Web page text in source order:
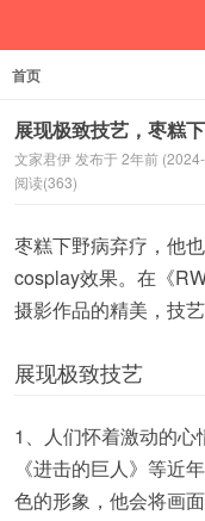
首页
展现极致技艺，枣糕
文家君伊 发布于 2年前
阅读(363)
枣糕下野病弃疗，他
cosplay效果。在《
摄影作品的精美，技艺
展现极致技艺
1、人们怀着激动的心
《进击的巨人》等近
色的形象，他会将画面